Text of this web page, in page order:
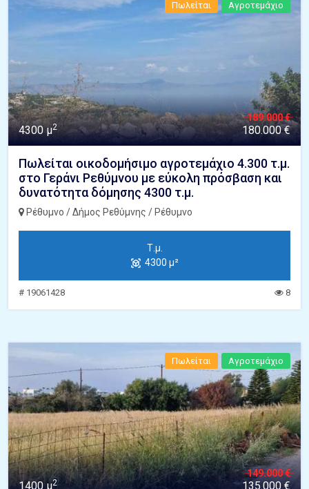
Πωλείται Αγροτεμάχιο
4300 μ2
189.000 €
180.000 €
Πωλείται οικοδομήσιμο αγροτεμάχιο 4.300 τ.μ.
στο Γεράνι Ρεθύμνου με εύκολη πρόσβαση και
δυνατότητα δόμησης 4300 τ.μ.
Ρέθυμνο / Δήμος Ρεθύμνης / Ρέθυμνο
Τ.μ.
4300 μ²
# 19061428 8
Πωλείται Αγροτεμάχιο
1400 μ2
149.000 €
135.000 €